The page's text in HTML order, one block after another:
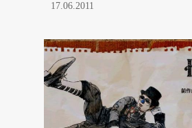
17.06.2011